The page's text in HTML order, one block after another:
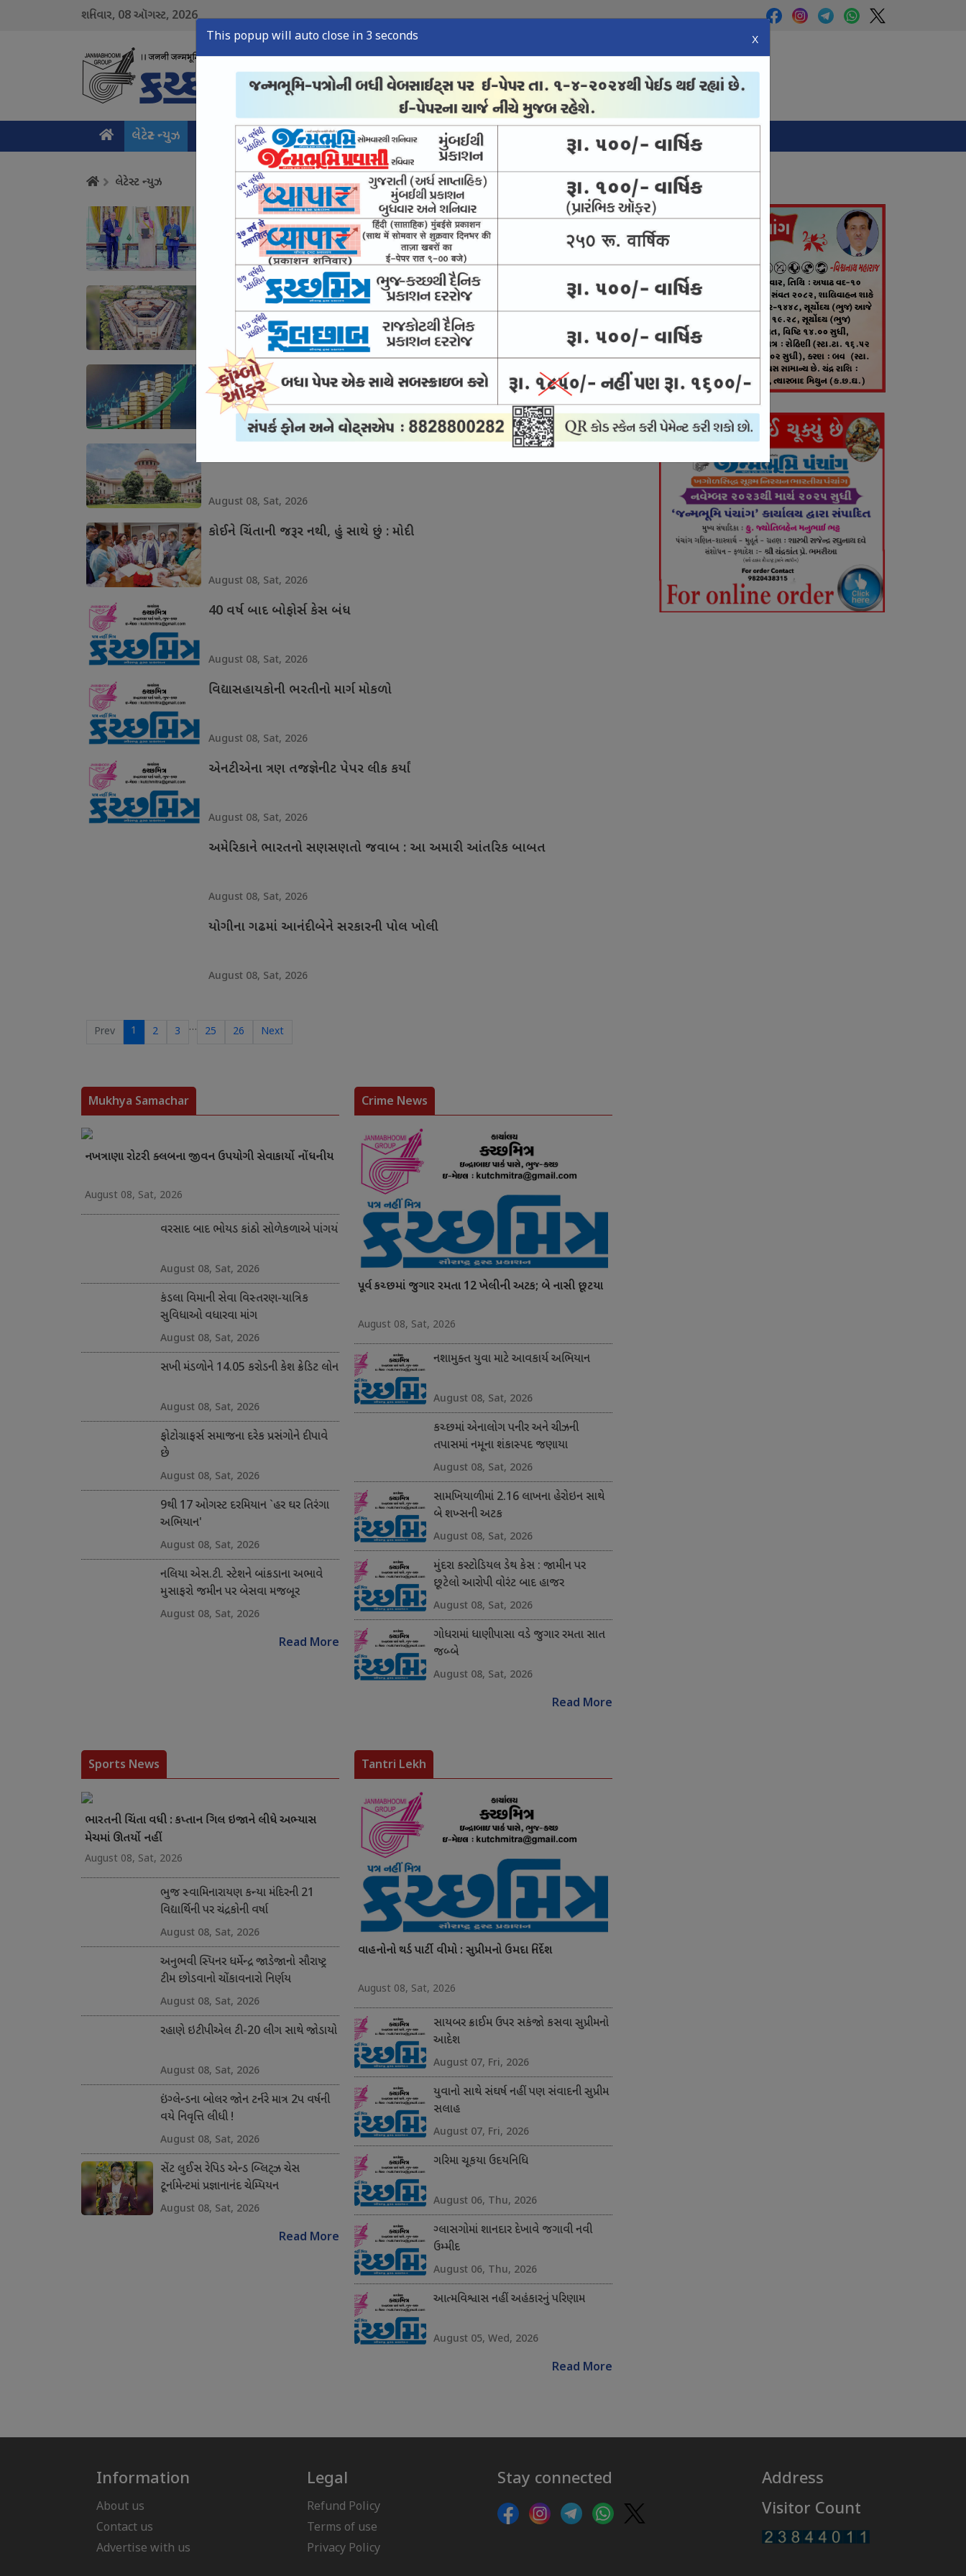
શનિવાર, 08ઑગસ્ટ, 2026
લેટેસ્ટ ન્યુઝ મુખ્ય સમાચાર ક્રાઇમ ન્યુઝ સ્પોર્ટ્સ ન્યુઝ તંત્રી લેખ ઈ-પેપર
This popup will auto close in 2 seconds X
લેટેસ્ટ ન્યુઝ
પાકિસ્તાન-સાઉદી-તુર્કી વચ્ચે સંરક્ષણ સોદો
August 08, Sat, 2026
હવે એફસીઆરએ અને સીમાંકન મુદ્દે સંસદ ગાજશે
August 08, Sat, 2026
સોનું રૂા. 3400ના મોટા ઉછાળા સાથે સાત સપ્તાહની ઊંચી સપાટીએ
August 08, Sat, 2026
August 08, Sat, 2026
કોઈને ચિંતાની જરૂર નથી, હું સાથે છું : મોદી
August 08, Sat, 2026
40 વર્ષ બાદ બોફોર્સ કેસ બંધ
August 08, Sat, 2026
વિદ્યાસહાયકોની ભરતીનો માર્ગ મોકળો
August 08, Sat, 2026
એનટીએના ત્રણ તજજ્ઞેનીટ પેપર લીક કર્યાં
August 08, Sat, 2026
અમેરિકાને ભારતનો સણસણતો જવાબ : આ અમારી આંતરિક બાબત
August 08, Sat, 2026
યોગીના ગઢમાં આનંદીબેને સરકારની પોલ ખોલી
August 08, Sat, 2026
Prev 1 2 3 … 25 26 Next
Panchang
Mukhya Samachar
નખત્રાણા રોટરી ક્લબના જીવન ઉપયોગી સેવાકાર્યો નોંધનીય
August 08, Sat, 2026
વરસાદ બાદ ભોયડ કાંઠો સોળેકળાએ પાંગર્યો
August 08, Sat, 2026
કંડલા વિમાની સેવા વિસ્તરણ-યાત્રિક
સુવિધાઓ વધારવા માંગ
August 08, Sat, 2026
સખી મંડળોને 14.05 કરોડની કેશ ક્રેડિટ લોન
August 08, Sat, 2026
ફોટોગ્રાફર્સ સમાજના દરેક પ્રસંગોને દીપાવે
છે
August 08, Sat, 2026
9થી 17 ઓગસ્ટ દરમિયાન `હર ઘર તિરંગા
અભિયાન'
August 08, Sat, 2026
નલિયા એસ.ટી. સ્ટેશને બાંકડાના અભાવે
મુસાફરો જમીન પર બેસવા મજબૂર
August 08, Sat, 2026
Read More
Crime News
પૂર્વ કચ્છમાં જુગાર રમતા 12 ખેલીની અટક; બે નાસી છૂટયા
August 08, Sat, 2026
નશામુક્ત યુવા માટે આવકાર્ય અભિયાન
August 08, Sat, 2026
કચ્છમાં એનાલોગ પનીર અને ચીઝની
તપાસમાં નમૂના શંકાસ્પદ જણાયા
August 08, Sat, 2026
સામખિયાળીમાં 2.16 લાખના હેરોઇન સાથે
બે શખ્સની અટક
August 08, Sat, 2026
મુંદરા કસ્ટોડિયલ ડેથ કેસ : જામીન પર
છૂટેલો આરોપી વોરંટ બાદ હાજર
August 08, Sat, 2026
ગોધરામાં ધાણીપાસા વડે જુગાર રમતા સાત
જબ્બે
August 08, Sat, 2026
Read More
Sports News
ભારતની ચિંતા વધી : કપ્તાન ગિલ ઇજાને લીધે અભ્યાસ
મેચમાં ઊતર્યો નહીં
August 08, Sat, 2026
ભુજ સ્વામિનારાયણ કન્યા મંદિરની 21
વિદ્યાર્થિની પર ચંદ્રકોની વર્ષા
August 08, Sat, 2026
અનુભવી સ્પિનર ધર્મેન્દ્ર જાડેજાનો સૌરાષ્ટ્ર
ટીમ છોડવાનો ચોંકાવનારો નિર્ણય
August 08, Sat, 2026
રહાણે ઇટીપીએલ ટી-20 લીગ સાથે જોડાયો
August 08, Sat, 2026
ઇંગ્લેન્ડના બોલર જોન ટર્નરે માત્ર 2પ વર્ષની
વયે નિવૃત્તિ લીધી !
August 08, Sat, 2026
સેંટ લુઈસ રેપિડ એન્ડ બ્લિટ્ઝ ચેસ
ટૂર્નામેન્ટમાં પ્રજ્ઞાનાનંદ ચેમ્પિયન
August 08, Sat, 2026
Read More
Tantri Lekh
વાહનોનો થર્ડ પાર્ટી વીમો : સુપ્રીમનો ઉમદા નિર્દેશ
August 08, Sat, 2026
સાયબર ક્રાઈમ ઉપર સકંજો કસવા સુપ્રીમનો
આદેશ
August 07, Fri, 2026
યુવાનો સાથે સંઘર્ષ નહીં પણ સંવાદની સુપ્રીમ
સલાહ
August 07, Fri, 2026
ગરિમા ચૂકયા ઉદયનિધિ
August 06, Thu, 2026
ગ્લાસગોમાં શાનદાર દેખાવે જગાવી નવી
ઉમ્મીદ
August 06, Thu, 2026
આત્મવિશ્વાસ નહીં અહંકારનું પરિણામ
August 05, Wed, 2026
Read More
Information
About us
Contact us
Advertise with us
Legal
Refund Policy
Terms of use
Privacy Policy
Stay connected Address
Visitor Count